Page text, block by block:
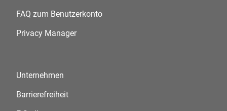
FAQ zum Benutzerkonto
Privacy Manager
Unternehmen
Barrierefreiheit